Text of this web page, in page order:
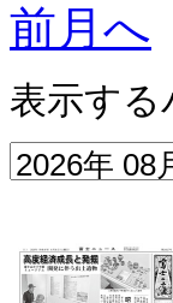
前月へ
表示す